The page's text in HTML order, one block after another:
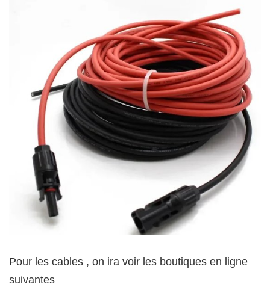
Pour les cables , on ira voir les boutiques en ligne
suivantes